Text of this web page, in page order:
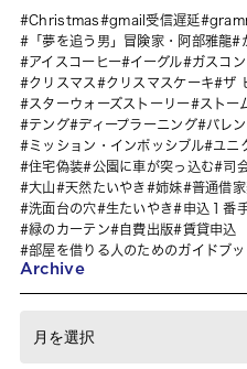
Christmas gmail受信遅延
「夢を追う男」冒険家・阿部雅龍
アイスコーヒー
イーグル ガスコ
クリスマス
クリスマスケーキ ザ
スターウォーズストーリー
ストー
テング
ディープラーニング
バレ
ミッション・インポッシブル
ユニ
住宅偽装
公園に車が突っ込む 司
大山
天然たいやき 姉妹 普通借
洗面台の穴
生たいやき 申込１番
緑のカーテン
自費出版
賃貸申込
部屋を借りる人のためのガイドブッ
Archive